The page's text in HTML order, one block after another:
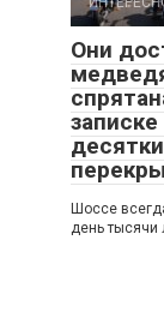
Они
Шоссе
день тысячи